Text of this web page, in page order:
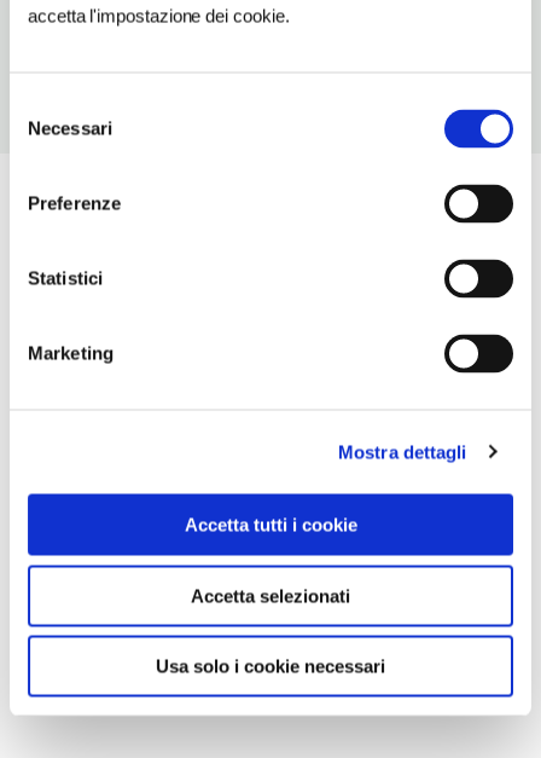
accetta l'impostazione dei cookie.
delNecessari
Preferenze
Statistici
Marketing
Mostra dettagli
Accetta tutti i cookie
Accetta selezionati
Usa solo i cookie necessari
1273609361